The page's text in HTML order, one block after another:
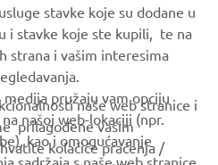
ponudama, posebnim
još mnogo toga
stavke koje su dodane u
i stavke koje ste kupili, te na
strana i vašim interesima
pružaju vam opciju
našoj web-lokaciji (npr.
kao i omogućavanje
sadržaja s naše web stranice
naše web stranice i
prilagođene vašim
kolačiće praćenja /